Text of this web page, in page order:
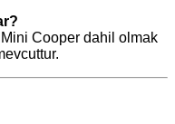
Cooper dahil olmak